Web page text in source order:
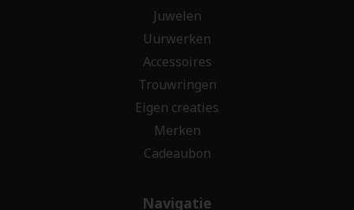
Juwelen
Uurwerken
Accessoires
Trouwringen
Eigen creaties
Merken
Cadeaubon
Navigatie